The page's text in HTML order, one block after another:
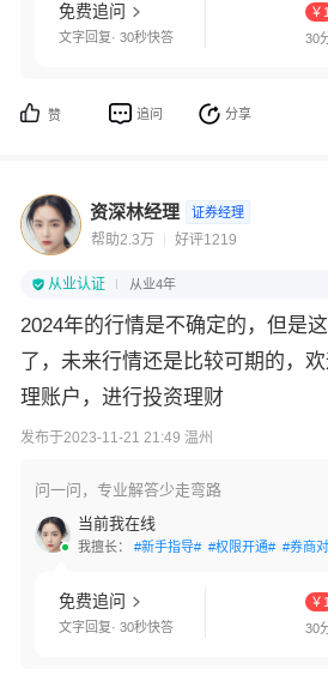
免费追问
文字回复· 30秒快答
￥1
30
赞 追问 分享
资深林经理 证券经理
帮助2.3万 好评1219
从业认证 从业4年
2024年的行情是不确定的，但是
了，未来行情还是比较可期的，
理账户，进行投资理财
发布于2023-11-21 21:49 温州
问一问，专业解答少走弯路
当前我在线
我擅长： #新手指导# #权限开通# #券商
免费追问
文字回复· 30秒快答
￥1
30